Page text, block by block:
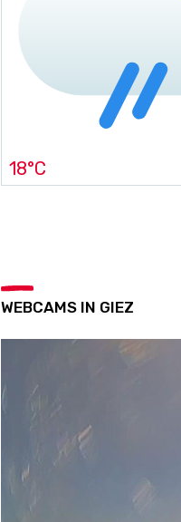
18°C
WEBCAMS IN GIEZ